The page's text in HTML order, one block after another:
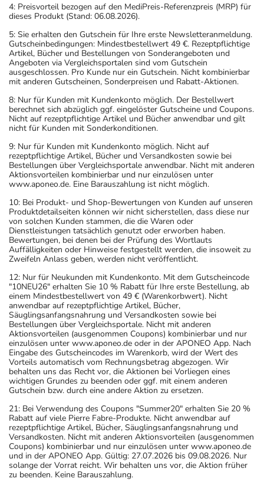
4: Preisvorteil bezogen auf den MediPreis-Referenzpreis (MRP) für
dieses Produkt (Stand: 06.08.2026).
5: Sie erhalten den Gutschein für Ihre erste Newsletteranmeldung.
Gutscheinbedingungen: Mindestbestellwert 49 €. Rezeptpflichtige
Artikel, Bücher und Bestellungen von Sonderangeboten und
Angeboten via Vergleichsportalen sind vom Gutschein
ausgeschlossen. Pro Kunde nur ein Gutschein. Nicht kombinierbar
mit anderen Gutscheinen, Sonderpreisen und Rabatt-Aktionen.
8: Nur für Kunden mit Kundenkonto möglich. Der Bestellwert
berechnet sich abzüglich ggf. eingelöster Gutscheine und Coupons.
Nicht auf rezeptpflichtige Artikel und Bücher anwendbar und gilt
nicht für Kunden mit Sonderkonditionen.
9: Nur für Kunden mit Kundenkonto möglich. Nicht auf
rezeptpflichtige Artikel, Bücher und Versandkosten sowie bei
Bestellungen über Vergleichsportale anwendbar. Nicht mit anderen
Aktionsvorteilen kombinierbar und nur einzulösen unter
www.aponeo.de. Eine Barauszahlung ist nicht möglich.
10: Bei Produkt- und Shop-Bewertungen von Kunden auf unseren
Produktdetailseiten können wir nicht sicherstellen, dass diese nur
von solchen Kunden stammen, die die Waren oder
Dienstleistungen tatsächlich genutzt oder erworben haben.
Bewertungen, bei denen bei der Prüfung des Wortlauts
Auffälligkeiten oder Hinweise festgestellt werden, die insoweit zu
Zweifeln Anlass geben, werden nicht veröffentlicht.
12: Nur für Neukunden mit Kundenkonto. Mit dem Gutscheincode
"10NEU26" erhalten Sie 10 % Rabatt für Ihre erste Bestellung, ab
einem Mindestbestellwert von 49 € (Warenkorbwert). Nicht
anwendbar auf rezeptpflichtige Artikel, Bücher,
Säuglingsanfangsnahrung und Versandkosten sowie bei
Bestellungen über Vergleichsportale. Nicht mit anderen
Aktionsvorteilen (ausgenommen Coupons) kombinierbar und nur
einzulösen unter www.aponeo.de oder in der APONEO App. Nach
Eingabe des Gutscheincodes im Warenkorb, wird der Wert des
Vorteils automatisch vom Rechnungsbetrag abgezogen. Wir
behalten uns das Recht vor, die Aktionen bei Vorliegen eines
wichtigen Grundes zu beenden oder ggf. mit einem anderen
Gutschein bzw. durch eine andere Aktion zu ersetzen.
21: Bei Verwendung des Coupons "Summer20" erhalten Sie 20 %
Rabatt auf viele Pierre Fabre-Produkte. Nicht anwendbar auf
rezeptpflichtige Artikel, Bücher, Säuglingsanfangsnahrung und
Versandkosten. Nicht mit anderen Aktionsvorteilen (ausgenommen
Coupons) kombinierbar und nur einzulösen unter www.aponeo.de
und in der APONEO App. Gültig: 27.07.2026 bis 09.08.2026. Nur
solange der Vorrat reicht. Wir behalten uns vor, die Aktion früher
zu beenden. Keine Barauszahlung.